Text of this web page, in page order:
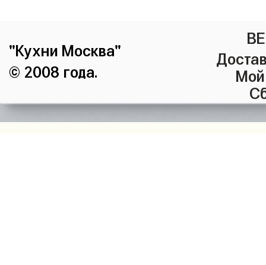
"Кухни Москва"
© 2008 года.